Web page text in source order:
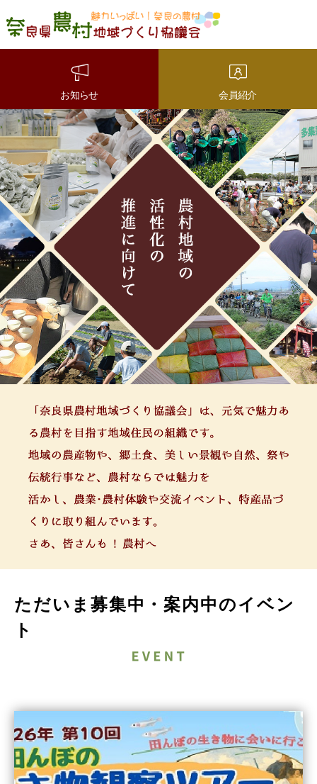
魅力いっぱい！奈良の農
村 奈良県農村地域づくり
お知らせ 会員紹介
ただいま募集中・案内中のイベン
ト